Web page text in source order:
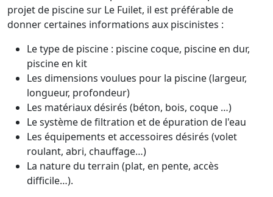
projet de piscine sur Le Fuilet, il est préférable de
donner certaines informations aux piscinistes :
Le type de piscine : piscine coque, piscine en dur,
piscine en kit
Les dimensions voulues pour la piscine (largeur,
longueur, profondeur)
Les matériaux désirés (béton, bois, coque …)
Le système de filtration et de épuration de l'eau
Les équipements et accessoires désirés (volet
roulant, abri, chauffage…)
La nature du terrain (plat, en pente, accès
difficile…).